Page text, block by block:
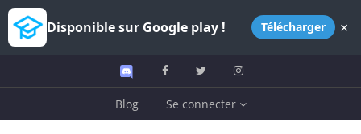
Disponible sur Google play ! Télécharger ×
Blog Se connecter